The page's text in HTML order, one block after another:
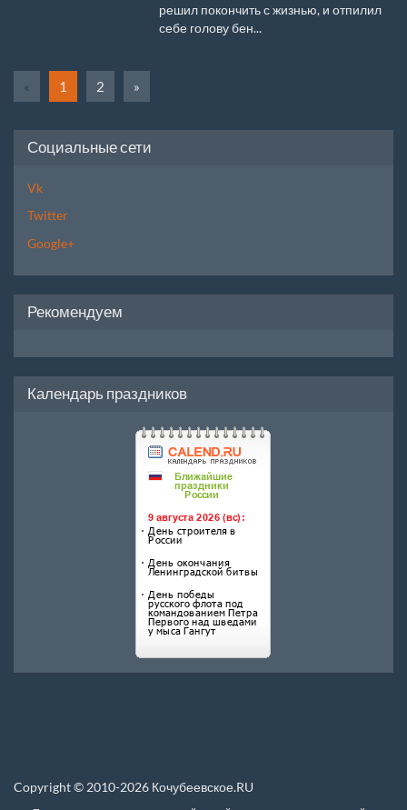
решил покончить с жизнью, и отпилил
себе голову бен...
« 1 2 »
Социальные сети
Vk
Twitter
Google+
Рекомендуем
Календарь праздников
Copyright © 2010-2026 Кочубеевское.RU